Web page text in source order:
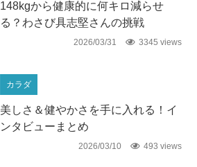
148kgから健康的に何キロ減らせ
る？わさび具志堅さんの挑戦
2026/03/31 3345 views
カラダ
美しさ＆健やかさを手に入れる！イ
ンタビューまとめ
2026/03/10 493 views